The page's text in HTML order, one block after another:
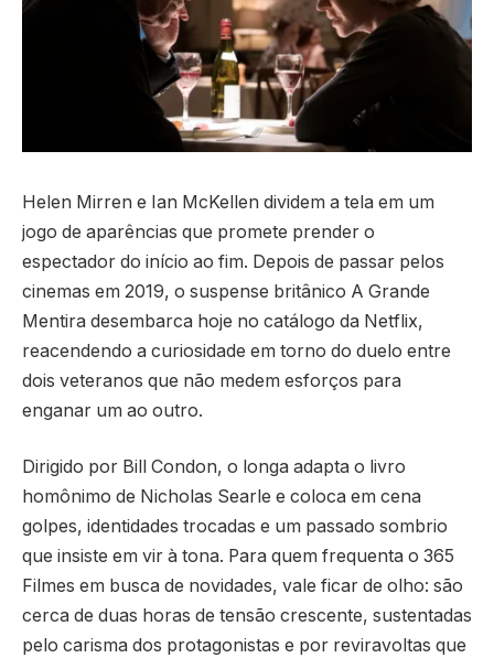
Helen Mirren e Ian McKellen dividem a tela em um
jogo de aparências que promete prender o
espectador do início ao fim. Depois de passar pelos
cinemas em 2019, o suspense britânico A Grande
Mentira desembarca hoje no catálogo da Netflix,
reacendendo a curiosidade em torno do duelo entre
dois veteranos que não medem esforços para
enganar um ao outro.
Dirigido por Bill Condon, o longa adapta o livro
homônimo de Nicholas Searle e coloca em cena
golpes, identidades trocadas e um passado sombrio
que insiste em vir à tona. Para quem frequenta o 365
Filmes em busca de novidades, vale ficar de olho: são
cerca de duas horas de tensão crescente, sustentadas
pelo carisma dos protagonistas e por reviravoltas que